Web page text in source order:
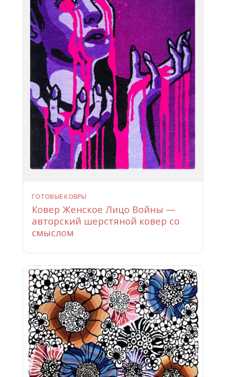
ГОТОВЫЕ КОВРЫ
Ковер Женское Лицо Войны —
авторский шерстяной ковер со
смыслом